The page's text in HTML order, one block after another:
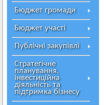
Бюджет громади
Бюджет участі
Публічні закупівлі
Стратегічне
планування,
інвестиційна
діяльність та
підтримка бізнесу